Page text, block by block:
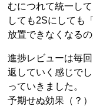
むにつれて統一し
しても2Sにしても
放置できなくなる
進捗レビューは毎
返していく感じで
っていきました。
予期せぬ効果（？